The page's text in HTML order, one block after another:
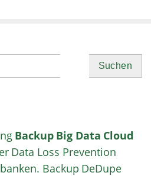
Backup Big Data Cloud
Data Loss Prevention
Backup DeDupe